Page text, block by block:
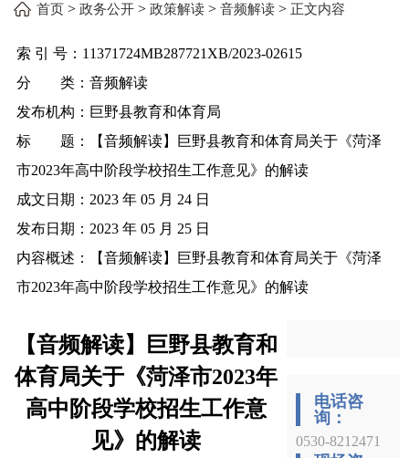
首页 > 政务公开 > 政策解读 > 音频解读 > 正文内容
索 引 号： 11371724MB287721XB/2023-02615
分 类： 音频解读
发布机构： 巨野县教育和体育局
标 题：
【音频解读】巨野县教育和体育局关于《菏泽
市2023年高中阶段学校招生工作意见》的解读
成文日期： 2023 年 05 月 24 日
发布日期： 2023 年 05 月 25 日
内容概述：
【音频解读】巨野县教育和体育局关于《菏泽
市2023年高中阶段学校招生工作意见》的解读
【音频解读】巨野县教育和
体育局关于《菏泽市2023年
高中阶段学校招生工作意
见》的解读
电话咨
询：
0530-8212471